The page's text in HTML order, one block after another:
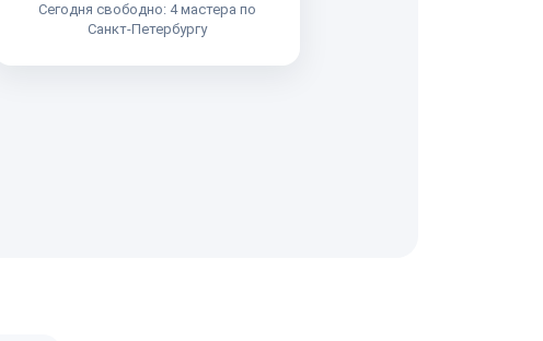
Сегодня свободно: 4 мастера по
Санкт-Петербургу